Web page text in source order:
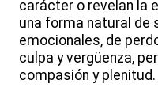
carácter o revelan la
una forma natural de
emocionales, de
culpa y vergüenza,
compasión y plenitud.